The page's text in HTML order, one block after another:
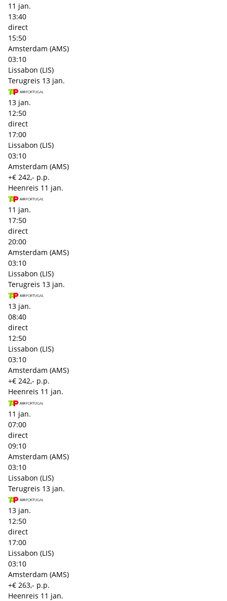
11 jan.
13:40
direct
15:50
Amsterdam (AMS)
03:10
Lissabon (LIS)
Terugreis 13 jan.
13 jan.
12:50
direct
17:00
Lissabon (LIS)
03:10
Amsterdam (AMS)
+€ 242,- p.p.
Heenreis 11 jan.
11 jan.
17:50
direct
20:00
Amsterdam (AMS)
03:10
Lissabon (LIS)
Terugreis 13 jan.
13 jan.
08:40
direct
12:50
Lissabon (LIS)
03:10
Amsterdam (AMS)
+€ 242,- p.p.
Heenreis 11 jan.
11 jan.
07:00
direct
09:10
Amsterdam (AMS)
03:10
Lissabon (LIS)
Terugreis 13 jan.
13 jan.
12:50
direct
17:00
Lissabon (LIS)
03:10
Amsterdam (AMS)
+€ 263,- p.p.
Heenreis 11 jan.